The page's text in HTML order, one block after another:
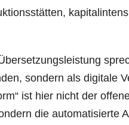
sondern als digitale
ist hier nicht der
die automatisierte